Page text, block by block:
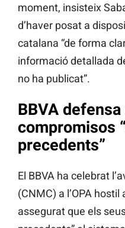
moment, insisteix
d’haver posat a
catalana “de forma
informació detallada
no ha publicat”.
BBVA defensa
compromisos
precedents”
El BBVA ha celebrat
(CNMC) a l’OPA
assegurat que els